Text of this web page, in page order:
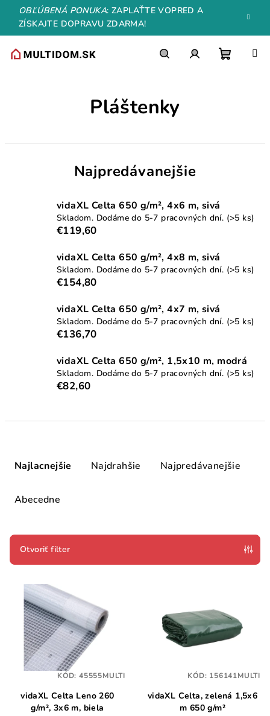
Prejsť
obsah
OBĽÚBENÁ PONUKA: ZAPLAŤTE VOPRED A
ZÍSKAJTE DOPRAVU ZDARMA!
Pláštenky
Najpredávanejšie
vidaXL Celta 650 g/m², 4x6 m, sivá
Skladom. Dodáme do 5-7 pracovných dní. (>5 ks)
€119,60
vidaXL Celta 650 g/m², 4x8 m, sivá
Skladom. Dodáme do 5-7 pracovných dní. (>5 ks)
€154,80
vidaXL Celta 650 g/m², 4x7 m, sivá
Skladom. Dodáme do 5-7 pracovných dní. (>5 ks)
€136,70
vidaXL Celta 650 g/m², 1,5x10 m, modrá
Skladom. Dodáme do 5-7 pracovných dní. (>5 ks)
€82,60
p
Najlacnejšie Najdrahšie Najpredávanejšie
Abecedne
Otvoriť filter
vidaXL Celta Leno 260
g/m², 3x6 m, biela
KÓD: 45555MULTI
vidaXL Celta, zelená 1,5x6
m 650 g/m²
KÓD: 156141MULTI